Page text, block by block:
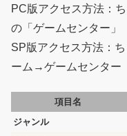
PC版アクセス方法：
の「ゲームセンター」
SP版アクセス方法：
ーム→ゲームセンター
項目名
ジャンル